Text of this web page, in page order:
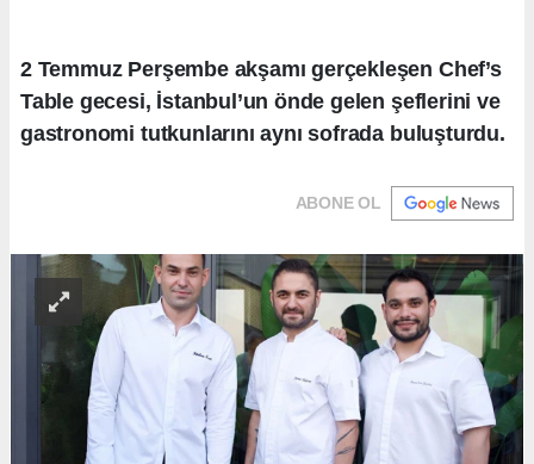
2 Temmuz Perşembe akşamı gerçekleşen Chef’s
Table gecesi, İstanbul’un önde gelen şeflerini ve
gastronomi tutkunlarını aynı sofrada buluşturdu.
ABONE OL